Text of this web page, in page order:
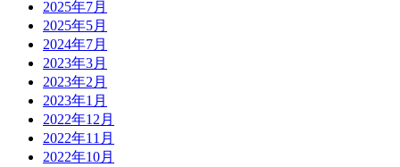
2025年7月
2025年5月
2024年7月
2023年3月
2023年2月
2023年1月
2022年12月
2022年11月
2022年10月